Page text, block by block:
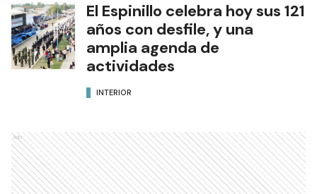
El Espinillo celebra hoy sus 121
años con desfile, y una
amplia agenda de
actividades
INTERIOR
Ads